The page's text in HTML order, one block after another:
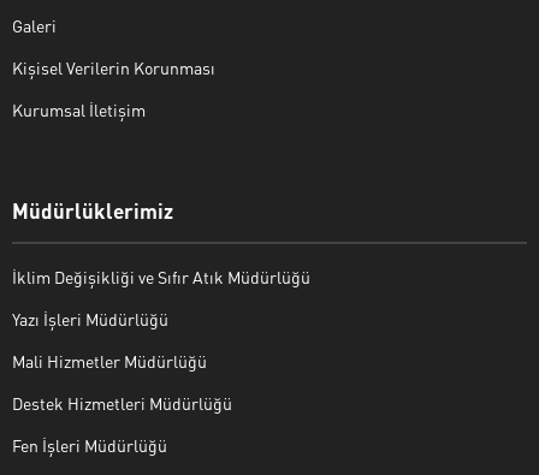
Galeri
Kişisel Verilerin Korunması
Kurumsal İletişim
Müdürlüklerimiz
İklim Değişikliği ve Sıfır Atık Müdürlüğü
Yazı İşleri Müdürlüğü
Mali Hizmetler Müdürlüğü
Destek Hizmetleri Müdürlüğü
Fen İşleri Müdürlüğü